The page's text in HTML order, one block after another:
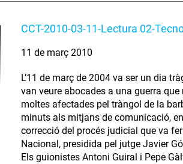
CCT-2010-03-11-Lectura 02-
11 de març 2010
L’11 de març de 2004 va ser un dia
van veure abocades a una guerra
moltes afectades pel tràngol de la
minuts als mitjans de comunicació,
correcció del procés judicial que va
Nacional, presidida pel jutge Javier
Els guionistes Antoni Guiral i Pepe